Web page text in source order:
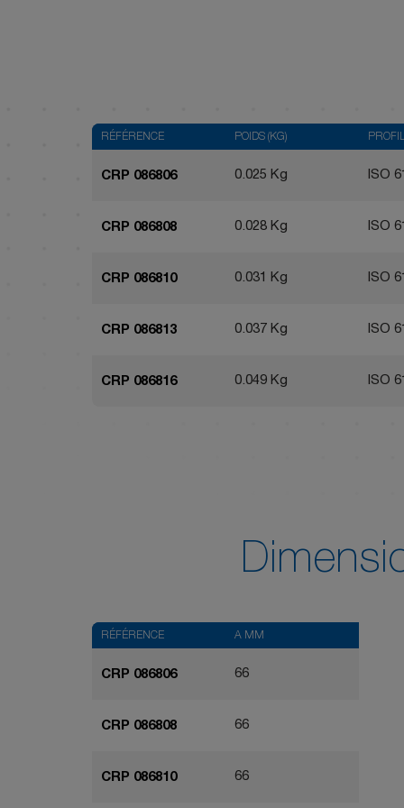
RÉFÉRENCE POIDS (KG)
CRP 086806 0.025 Kg ISO
CRP 086808 0.028 Kg ISO
CRP 086810 0.031 Kg ISO
CRP 086813 0.037 Kg ISO
CRP 086816 0.049 Kg ISO
RÉFÉRENCE A MM
CRP 086806 66
CRP 086808 66
CRP 086810 66